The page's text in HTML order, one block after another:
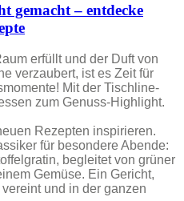
gemacht – entdecke
erfüllt und der Duft von
verzaubert, ist es Zeit für
Mit der Tischline-
zum Genuss-Highlight.
Rezepten inspirieren.
für besondere Abende:
begleitet von grüner
Gemüse. Ein Gericht,
und in der ganzen